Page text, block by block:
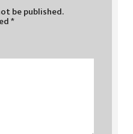
be published.
*